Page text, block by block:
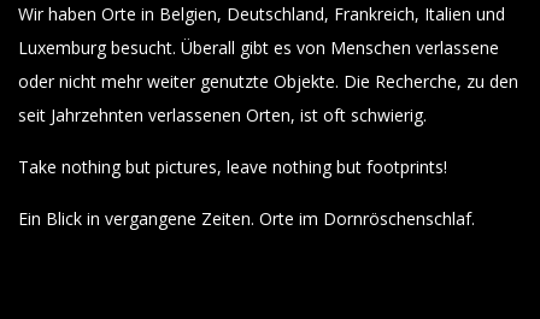
Wir haben Orte in Belgien, Deutschland, Frankreich, Italien und
Luxemburg besucht. Überall gibt es von Menschen verlassene
oder nicht mehr weiter genutzte Objekte. Die Recherche, zu den
seit Jahrzehnten verlassenen Orten, ist oft schwierig.
Take nothing but pictures, leave nothing but footprints!
Ein Blick in vergangene Zeiten. Orte im Dornröschenschlaf.